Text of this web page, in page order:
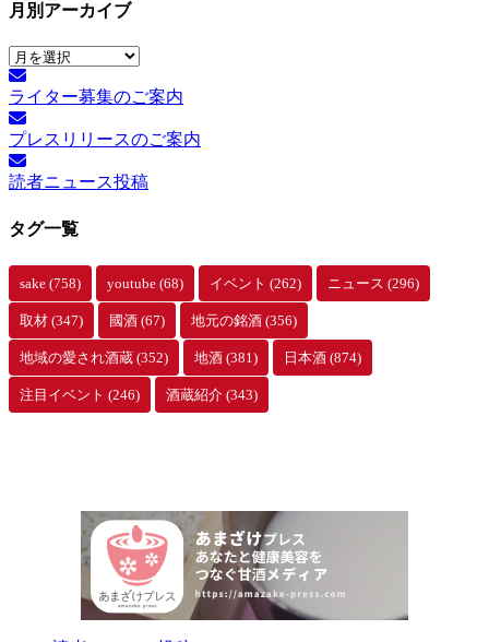
月別アーカイブ
月
別
ア
ー
カ
イ
ブ
ライター募集のご案内
プレスリリースのご案内
読者ニュース投稿
タグ一覧
sake (758) youtube (68) イベント (262) ニュース (296)
取材 (347) 國酒 (67) 地元の銘酒 (356)
地域の愛され酒蔵 (352) 地酒 (381) 日本酒 (874)
注目イベント (246) 酒蔵紹介 (343)